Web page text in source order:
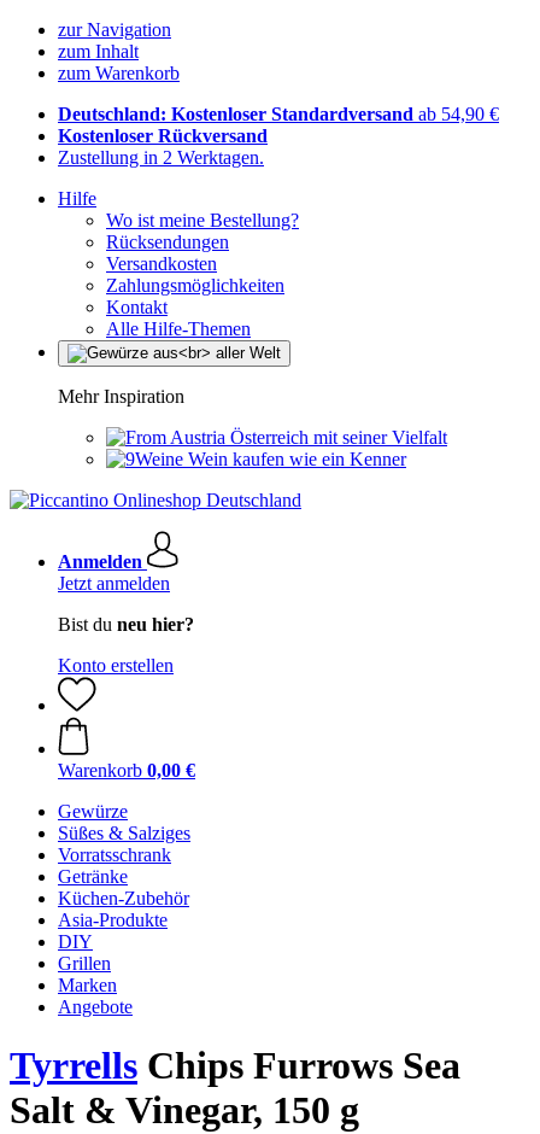
zur Navigation
zum Inhalt
zum Warenkorb
Deutschland: Kostenloser Standardversand ab 54,90 €
Kostenloser Rückversand
Zustellung in 2 Werktagen.
Hilfe
Wo ist meine Bestellung?
Rücksendungen
Versandkosten
Zahlungsmöglichkeiten
Kontakt
Alle Hilfe-Themen
Mehr Inspiration
Österreich mit seiner Vielfalt
Wein kaufen wie ein Kenner
Anmelden
Jetzt anmelden
Bist du neu hier?
Konto erstellen
Warenkorb 0,00 €
Gewürze
Süßes & Salziges
Vorratsschrank
Getränke
Küchen-Zubehör
Asia-Produkte
DIY
Grillen
Marken
Angebote
Tyrrells Chips Furrows Sea
Salt & Vinegar, 150 g